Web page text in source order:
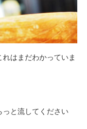
はまだわかっていま
っと流してください